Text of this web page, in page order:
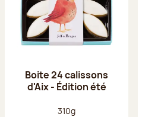
Boite 24 calissons
d'Aix - Édition été
Poids net :
310g